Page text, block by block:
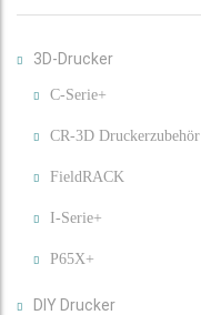
3D-Drucker
C-Serie+
CR-3D Druckerzubehör
FieldRACK
I-Serie+
P65X+
DIY Drucker